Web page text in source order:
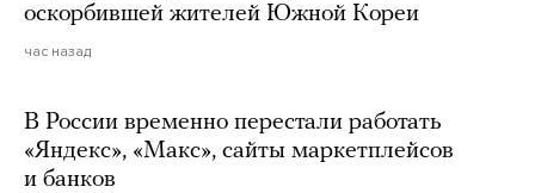
оскорбившей жителей Южной Кореи
час назад
В России временно перестали работать
«Яндекс», «Макс», сайты маркетплейсов
и банков